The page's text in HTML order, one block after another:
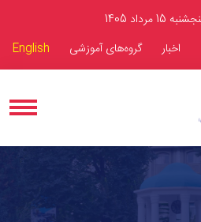
مرداد 1405
اخبار گروه‌های آموزشی English